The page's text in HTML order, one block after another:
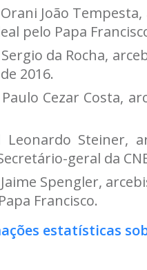
João
pelo Papa
da Rocha,
2016.
Cezar Costa,
Leonardo Steiner,
geral da
Spengler,
Francisco.
estatísticas